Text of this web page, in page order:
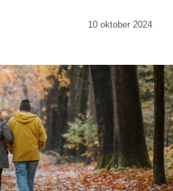
10 oktober 2024